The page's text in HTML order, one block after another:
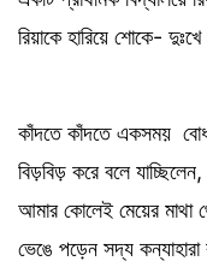
রিয়াকে হারিয়ে শোকে-
কাঁদতে কাঁদতে একসময়
বিড়বিড় করে বলে
আমার কোলেই মেয়ের
ভেঙে পড়েন সদ্য